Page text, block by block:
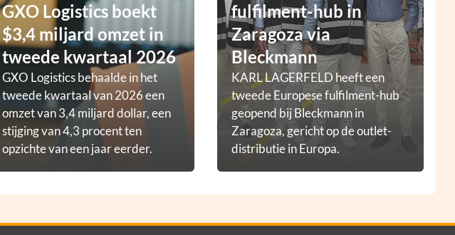
GXO Logistics boekt
$3,4 miljard omzet in
tweede kwartaal 2026
GXO Logistics behaalde in het
tweede kwartaal van 2026 een
omzet van 3,4 miljard dollar, een
stijging van 4,3 procent ten
opzichte van een jaar eerder.
fulfilment-hub in
Zaragoza via
Bleckmann
KARL LAGERFELD heeft een
tweede Europese fulfilment-hub
geopend bij Bleckmann in
Zaragoza, gericht op de outlet-
distributie in Europa.